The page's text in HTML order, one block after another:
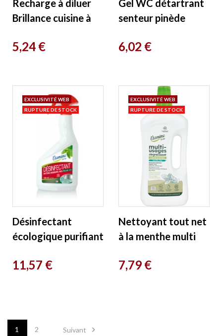
Recharge à diluer
Brillance cuisine à
pulvérisateur 50ml
Prix
5,24 €
Gel WC détartrant
senteur pinède
Lys
Prix
6,02 €
Désinfectant
écologique purifiant
virucide menthe bio
Prix
11,57 €
EXCLUSIVITÉ WEB
RUPTURE DE STOCK
Nettoyant tout net
à la menthe multi
économique 200
Prix
7,79 €
EXCLUSIVITÉ WEB
RUPTURE DE STOCK
1 2 Suivant 